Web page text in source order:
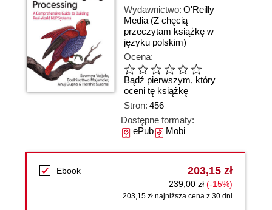
Wydawnictwo: O'Reilly
Media (Z chęcią
przeczytam książkę w
języku polskim)
Ocena:
Bądź pierwszym, który
oceni tę książkę
Stron: 456
Dostępne formaty:
ePubMobi
Ebook 203,15 zł
239,00 zł (-15%)
203,15 zł najniższa cena z 30 dni